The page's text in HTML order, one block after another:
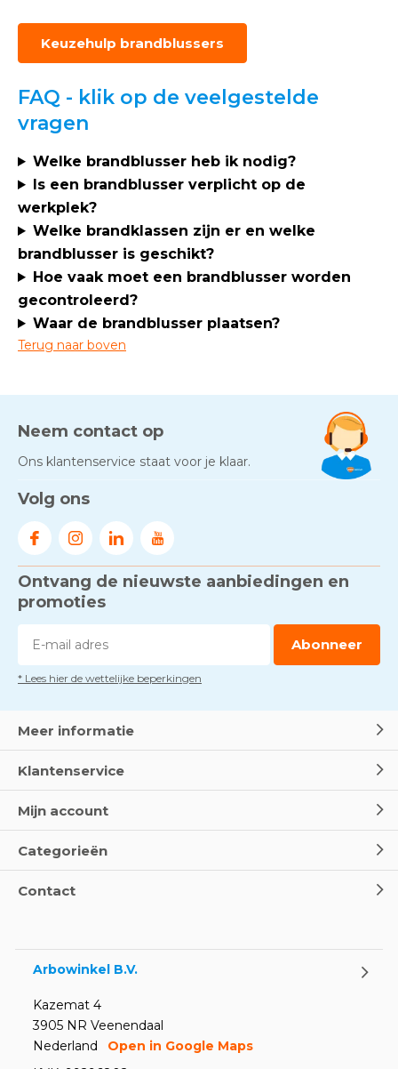
Keuzehulp brandblussers
FAQ - klik op de veelgestelde
vragen
Welke brandblusser heb ik nodig?
Is een brandblusser verplicht op de
werkplek?
Welke brandklassen zijn er en welke
brandblusser is geschikt?
Hoe vaak moet een brandblusser worden
gecontroleerd?
Waar de brandblusser plaatsen?
Terug naar boven
Neem contact op
Ons klantenservice staat voor je klaar.
Volg ons
Ontvang de nieuwste aanbiedingen en
promoties
Abonneer
* Lees hier de wettelijke beperkingen
Meer informatie
Klantenservice
Mijn account
Categorieën
Contact
Arbowinkel B.V.
Kazemat 4
3905 NR Veenendaal
Nederland
Open in Google Maps